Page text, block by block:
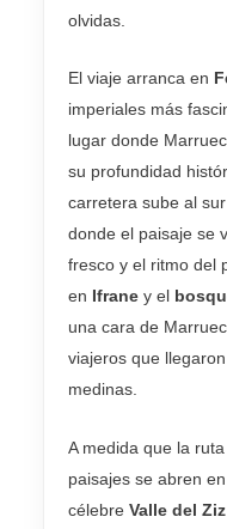
olvidas.
El viaje arranca en
imperiales más
lugar donde
su profundidad
carretera sube al
donde el paisaje se
fresco y el ritmo del
en Ifrane y el
una cara de
viajeros que
medinas.
A medida que la
paisajes se abren
célebre Valle del Ziz